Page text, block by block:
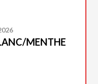
MENTHE